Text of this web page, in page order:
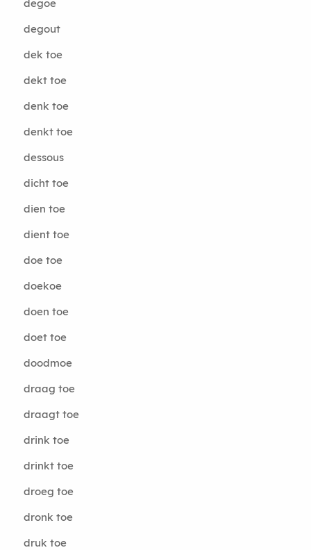
degoe
degout
dek toe
dekt toe
denk toe
denkt toe
dessous
dicht toe
dien toe
dient toe
doe toe
doekoe
doen toe
doet toe
doodmoe
draag toe
draagt toe
drink toe
drinkt toe
droeg toe
dronk toe
druk toe